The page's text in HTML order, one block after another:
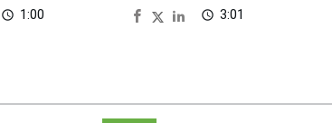
access_time 1:00 access_time 3:01